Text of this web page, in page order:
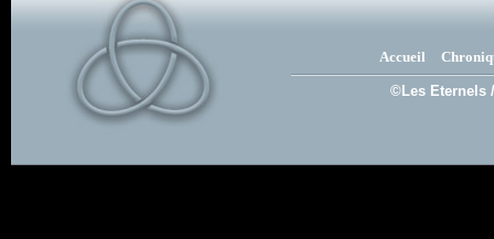
Accueil
©Les Eternels